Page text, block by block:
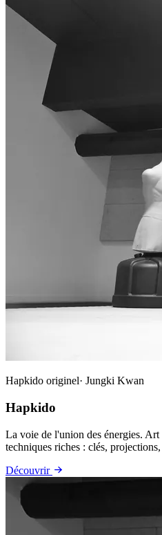
Hapkido originel· Jungki Kwan
Hapkido
La voie de l'union des énergies. Art
techniques riches : clés,
Découvrir